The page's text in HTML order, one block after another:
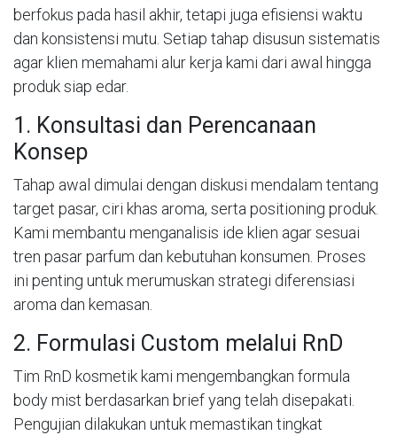
berfokus pada hasil akhir, tetapi juga efisiensi waktu
dan konsistensi mutu. Setiap tahap disusun sistematis
agar klien memahami alur kerja kami dari awal hingga
produk siap edar.
1. Konsultasi dan Perencanaan
Konsep
Tahap awal dimulai dengan diskusi mendalam tentang
target pasar, ciri khas aroma, serta positioning produk.
Kami membantu menganalisis ide klien agar sesuai
tren pasar parfum dan kebutuhan konsumen. Proses
ini penting untuk merumuskan strategi diferensiasi
aroma dan kemasan.
2. Formulasi Custom melalui RnD
Tim RnD kosmetik kami mengembangkan formula
body mist berdasarkan brief yang telah disepakati.
Pengujian dilakukan untuk memastikan tingkat